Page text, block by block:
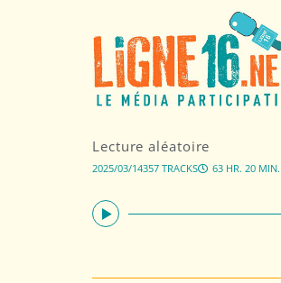
Lecture aléatoire
2025/03/14357 TRACKS 63 HR. 20 MIN.